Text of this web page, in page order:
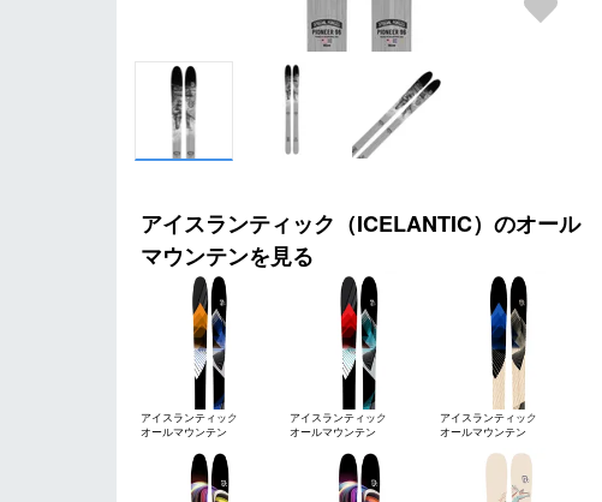
アイスランティック（ICELANTIC）のオール
マウンテンを見る
アイスランティック
（ICELANTIC）
オールマウンテン
アイスランティック
（ICELANTIC）
オールマウンテン
アイスランティック
（ICELANTIC）
オールマウンテン